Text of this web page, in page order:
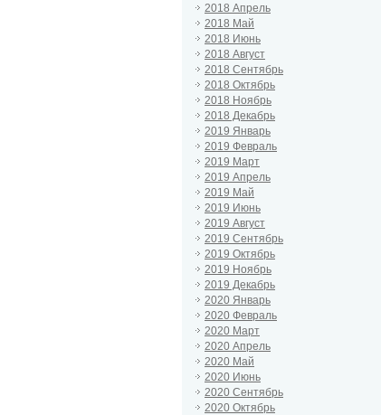
2018 Апрель
2018 Май
2018 Июнь
2018 Август
2018 Сентябрь
2018 Октябрь
2018 Ноябрь
2018 Декабрь
2019 Январь
2019 Февраль
2019 Март
2019 Апрель
2019 Май
2019 Июнь
2019 Август
2019 Сентябрь
2019 Октябрь
2019 Ноябрь
2019 Декабрь
2020 Январь
2020 Февраль
2020 Март
2020 Апрель
2020 Май
2020 Июнь
2020 Сентябрь
2020 Октябрь